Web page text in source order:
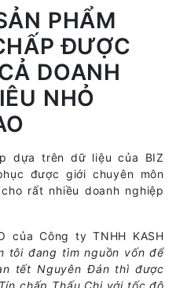
PHẨM
ĐƯỢC
DOANH
NHỎ
dựa trên dữ liệu của BIZ
được giới chuyên môn
rất nhiều doanh nghiệp
của Công ty TNHH KASH
tôi đang tìm nguồn vốn để
tết Nguyên Đán thì được